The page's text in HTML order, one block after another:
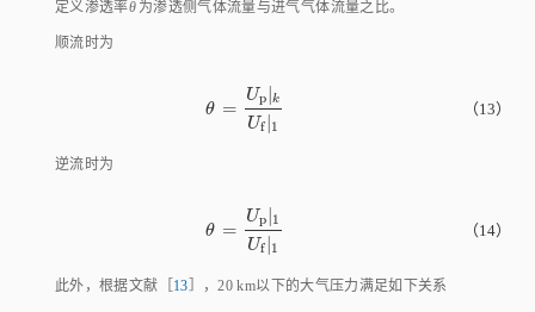
定义渗透率θ 为渗透侧气体流量与进气气体流量之比。
顺流时为
θ =
Up k
Uf 1
θ =U pkUf1 （13）
逆流时为
θ =
Up 1
Uf 1
θ =U p1Uf1 （14）
此外，根据文献［ 13 ］，20 km以下的大气压力满足如下关系